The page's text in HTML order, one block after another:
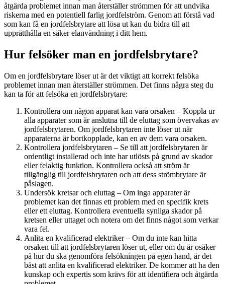
åtgärda problemet innan man återställer strömmen för att undvika
riskerna med en potentiell farlig jordfelström. Genom att förstå vad
som kan få en jordfelsbrytare att lösa ut kan du bidra till att
upprätthålla en säker elanvändning i ditt hem.
Hur felsöker man en jordfelsbrytare?
Om en jordfelsbrytare löser ut är det viktigt att korrekt felsöka
problemet innan man återställer strömmen. Det finns några steg du
kan ta för att felsöka en jordfelsbrytare:
Kontrollera om någon apparat kan vara orsaken – Koppla ur
alla apparater som är anslutna till de eluttag som övervakas av
jordfelsbrytaren. Om jordfelsbrytaren inte löser ut när
apparaterna är bortkopplade, kan en av dem vara orsaken.
Kontrollera jordfelsbrytaren – Se till att jordfelsbrytaren är
ordentligt installerad och inte har utlösts på grund av skador
eller felaktig funktion. Kontrollera också att ström är
tillgänglig till jordfelsbrytaren och att dess strömbrytare är
påslagen.
Undersök kretsar och eluttag – Om inga apparater är
problemet kan det finnas ett problem med en specifik krets
eller ett eluttag. Kontrollera eventuella synliga skador på
kretsen eller uttaget och notera om det finns något som verkar
vara fel.
Anlita en kvalificerad elektriker – Om du inte kan hitta
orsaken till att jordfelsbrytaren löser ut, eller om du är osäker
på hur du ska genomföra felsökningen på egen hand, är det
bäst att anlita en kvalificerad elektriker. De kommer att ha den
kunskap och expertis som krävs för att identifiera och åtgärda